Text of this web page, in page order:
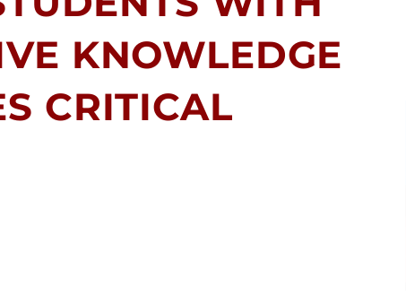
KNOWLEDGE
CRITICAL